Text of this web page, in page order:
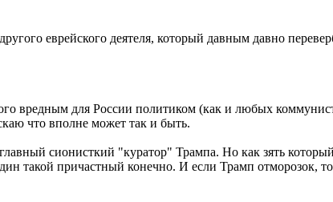
еврейского деятеля, который давным давно
вредным для России политиком (как и любых
что вполне может так и быть.
сионисткий "куратор" Трампа. Но как зять
такой причастный конечно. И если Трамп отморозок,